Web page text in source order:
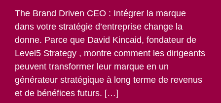
The Brand Driven CEO : Intégrer la marque
dans votre stratégie d’entreprise change la
donne. Parce que David Kincaid, fondateur de
Level5 Strategy , montre comment les dirigeants
peuvent transformer leur marque en un
générateur stratégique à long terme de revenus
et de bénéfices futurs. […]